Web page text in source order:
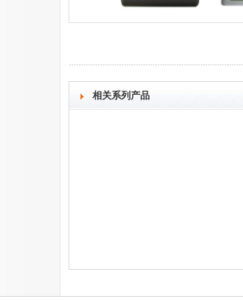
相关系列产品